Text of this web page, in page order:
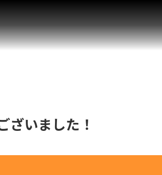
ざいました！